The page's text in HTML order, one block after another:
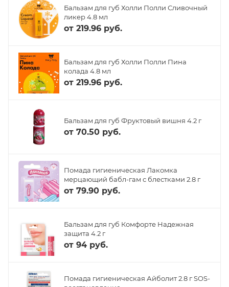
Бальзам для губ Холли Полли Сливочный
ликер 4.8 мл
от 219.96 руб.
Бальзам для губ Холли Полли Пина
колада 4.8 мл
от 219.96 руб.
Бальзам для губ Фруктовый вишня 4.2 г
от 70.50 руб.
Помада гигиеническая Лакомка
мерцающий бабл-гам с блестками 2.8 г
от 79.90 руб.
Бальзам для губ Комфорте Надежная
защита 4.2 г
от 94 руб.
Помада гигиеническая Айболит 2.8 г SOS-